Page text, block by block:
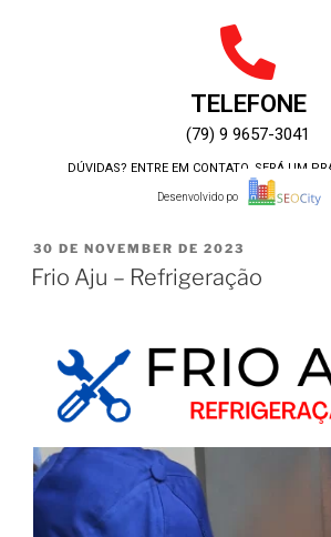
TELEFONE
(79) 9 9657-3041
DÚVIDAS? ENTRE EM CONTATO, SERÁ UM
Desenvolvido por:
30 DE NOVEMBER DE 2023
Frio Aju – Refrigeração